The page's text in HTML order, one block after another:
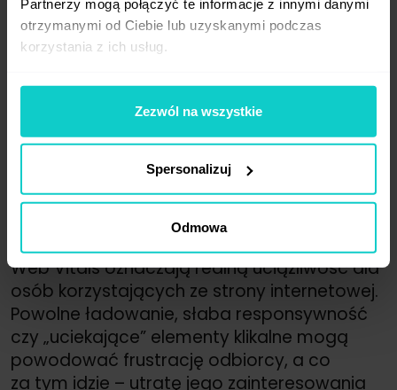
Partnerzy mogą połączyć te informacje z innymi danymi
otrzymanymi od Ciebie lub uzyskanymi podczas
korzystania z ich usług.
Zezwól na wszystkie
Spersonalizuj
Odmowa
działania optymalizacyjne.
Warto pamiętać, że niskie wartości Core
Web Vitals oznaczają realną uciążliwość dla
osób korzystających ze strony internetowej.
Powolne ładowanie, słaba responsywność
czy „uciekające” elementy klikalne mogą
powodować frustrację odbiorcy, a co
za tym idzie – utratę jego zainteresowania